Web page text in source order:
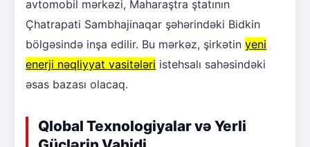
avtomobil mərkəzi, Maharaştra ştatının
Çhatrapati Sambhajinaqar şəhərindəki Bidkin
bölgəsində inşa edilir. Bu mərkəz, şirkətin yeni
enerji nəqliyyat vasitələri istehsalı sahəsindəki
əsas bazası olacaq.
Qlobal Texnologiyalar və Yerli